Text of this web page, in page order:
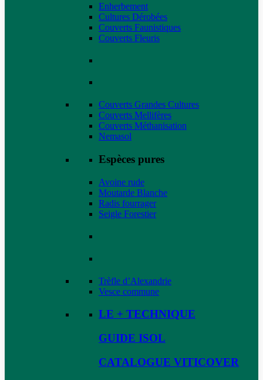
Enherbement
Cultures Dérobées
Couverts Faunistiques
Couverts Fleuris
Couverts Grandes Cultures
Couverts Mellifères
Couverts Méthanisation
Nemasol
Espèces pures
Avoine rude
Moutarde Blanche
Radis fourrager
Seigle Forestier
Trèfle d’Alexandrie
Vesce commune
LE + TECHNIQUE
GUIDE ISOL
CATALOGUE VITICOVER